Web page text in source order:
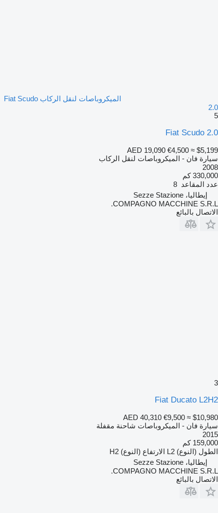
الميكروباصات لنقل الركاب Fiat Scudo
2.0
5
Fiat Scudo 2.0
AED 19,090 €4,500 ≈ $5,199
سيارة فان - الميكروباصات لنقل الركاب
2008
330,000 كم
عدد المقاعد 8
إيطاليا، Sezze Stazione
COMPAGNO MACCHINE S.R.L.
الاتصال بالبائع
3
Fiat Ducato L2H2
AED 40,310 €9,500 ≈ $10,980
سيارة فان - الميكروباصات شاحنة مقفلة
2015
159,000 كم
الطول (النوع) L2 الارتفاع (النوع) H2
إيطاليا، Sezze Stazione
COMPAGNO MACCHINE S.R.L.
الاتصال بالبائع